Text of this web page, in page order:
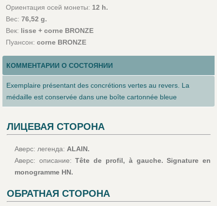
Ориентация осей монеты: 12 h.
Вес: 76,52 g.
Век: lisse + corne BRONZE
Пуансон: corne BRONZE
КОММЕНТАРИИ О СОСТОЯНИИ
Exemplaire présentant des concrétions vertes au revers. La
médaille est conservée dans une boîte cartonnée bleue
ЛИЦЕВАЯ СТОРОНА
Аверс: легенда: ALAIN.
Аверс: описание:Tête de profil, à gauche. Signature en
monogramme HN.
ОБРАТНАЯ СТОРОНА